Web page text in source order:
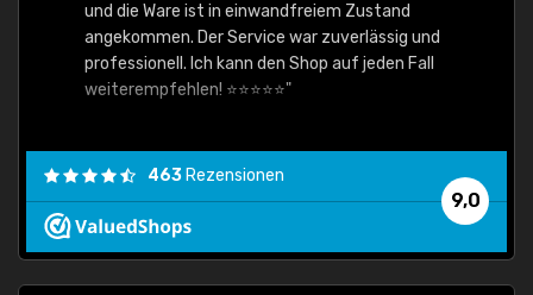
und die Ware ist in einwandfreiem Zustand
angekommen. Der Service war zuverlässig und
professionell. Ich kann den Shop auf jeden Fall
weiterempfehlen! ⭐⭐⭐⭐⭐"
9,0
463 Rezensionen